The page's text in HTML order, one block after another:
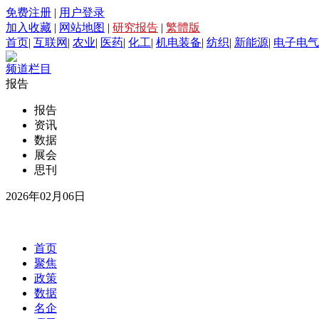
免费注册 | 用户登录
加入收藏 | 网站地图 | 研究报告 | 繁體版
首页| 互联网 | 农业| 医药| 化工| 机电装备| 纺织| 新能源| 电子电气
频道栏目
报告
报告
资讯
数据
展会
思刊
2026年02月06日
首页
聚焦
政策
数据
名企